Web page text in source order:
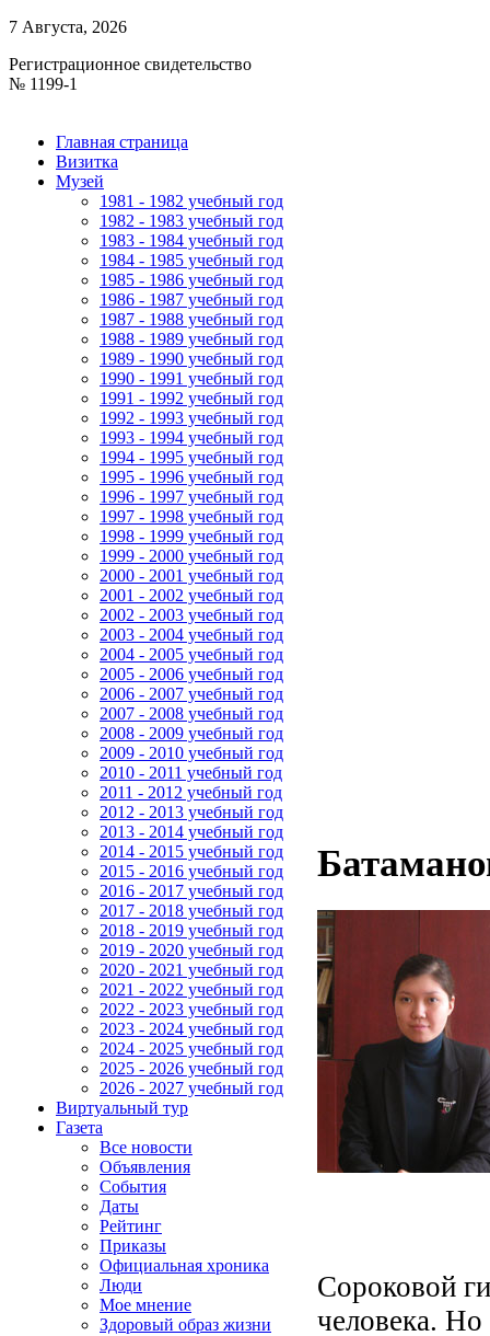
7 Августа, 2026
Регистрационное свидетельство
№ 1199-1
Главная страница
Визитка
Музей
1981 - 1982 учебный год
1982 - 1983 учебный год
1983 - 1984 учебный год
1984 - 1985 учебный год
1985 - 1986 учебный год
1986 - 1987 учебный год
1987 - 1988 учебный год
1988 - 1989 учебный год
1989 - 1990 учебный год
1990 - 1991 учебный год
1991 - 1992 учебный год
1992 - 1993 учебный год
1993 - 1994 учебный год
1994 - 1995 учебный год
1995 - 1996 учебный год
1996 - 1997 учебный год
1997 - 1998 учебный год
1998 - 1999 учебный год
1999 - 2000 учебный год
2000 - 2001 учебный год
2001 - 2002 учебный год
2002 - 2003 учебный год
2003 - 2004 учебный год
2004 - 2005 учебный год
2005 - 2006 учебный год
2006 - 2007 учебный год
2007 - 2008 учебный год
2008 - 2009 учебный год
2009 - 2010 учебный год
2010 - 2011 учебный год
2011 - 2012 учебный год
2012 - 2013 учебный год
2013 - 2014 учебный год
2014 - 2015 учебный год
2015 - 2016 учебный год
2016 - 2017 учебный год
2017 - 2018 учебный год
2018 - 2019 учебный год
2019 - 2020 учебный год
2020 - 2021 учебный год
2021 - 2022 учебный год
2022 - 2023 учебный год
2023 - 2024 учебный год
2024 - 2025 учебный год
2025 - 2026 учебный год
2026 - 2027 учебный год
Виртуальный тур
Газета
Все новости
Объявления
События
Даты
Рейтинг
Приказы
Официальная хроника
Люди
Мое мнение
Здоровый образ жизни
Сороковой
человека. Но